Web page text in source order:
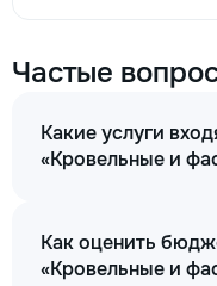
Частые
Какие услуги
«Кровельные и
Как оценить
«Кровельные и